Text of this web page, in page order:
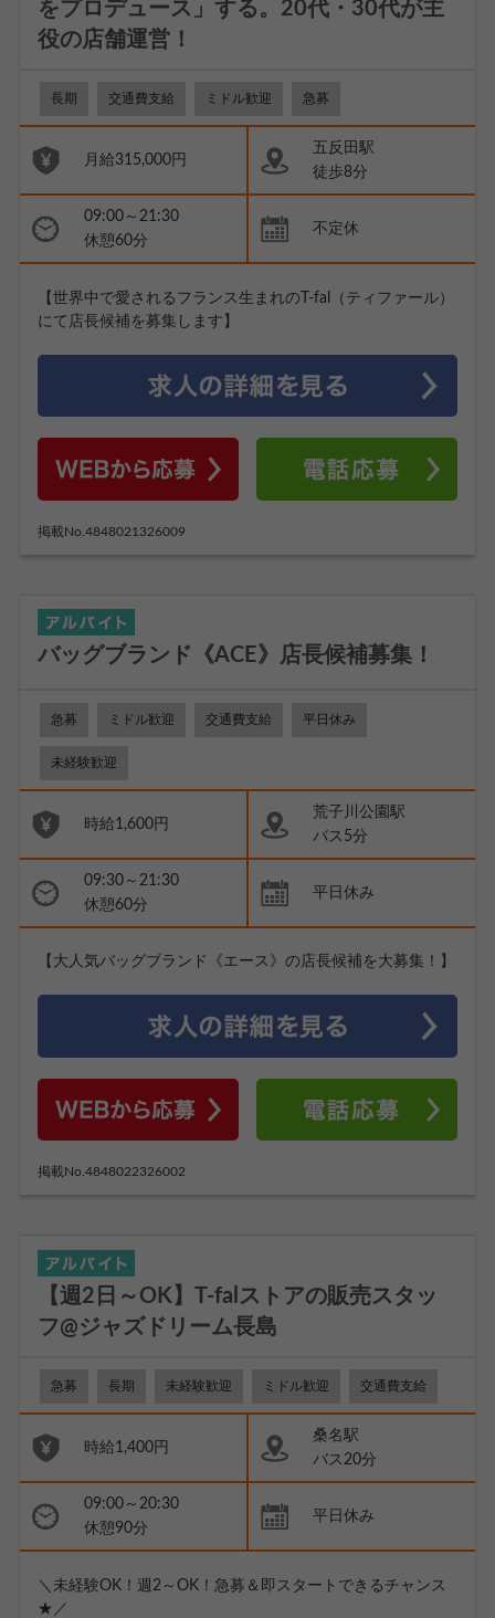
をプロデュース」する。20代・30代が主
役の店舗運営！
長期 交通費支給 ミドル歓迎 急募
月給315,000円
五反田駅
徒歩8分
09:00～21:30
休憩60分
不定休
【世界中で愛されるフランス生まれのT-fal（ティファール）
にて店長候補を募集します】
掲載No.4848021326009
バッグブランド《ACE》店長候補募集！
急募 ミドル歓迎 交通費支給 平日休み
未経験歓迎
時給1,600円
荒子川公園駅
バス5分
09:30～21:30
休憩60分
平日休み
【大人気バッグブランド《エース》の店長候補を大募集！】
掲載No.4848022326002
【週2日～OK】T-falストアの販売スタッ
フ@ジャズドリーム長島
急募 長期 未経験歓迎 ミドル歓迎 交通費支給
時給1,400円
桑名駅
バス20分
09:00～20:30
休憩90分
平日休み
＼未経験OK！週2～OK！急募＆即スタートできるチャンス
★／